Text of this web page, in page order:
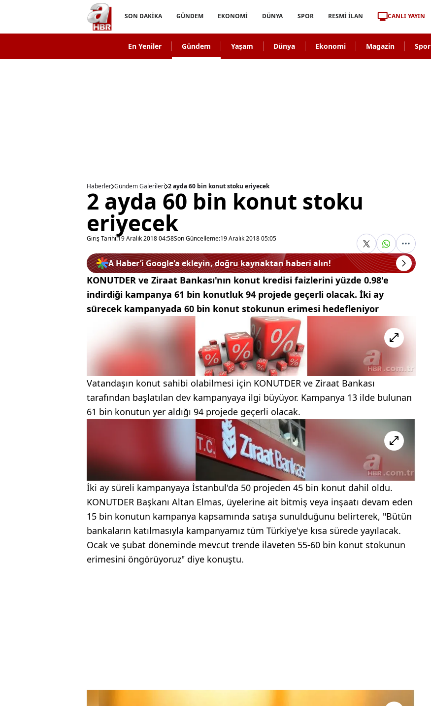
SON DAKİKA GÜNDEM EKONOMİ DÜNYA SPOR RESMİ İLAN CANLI YAYIN
En Yeniler Gündem Yaşam Dünya Ekonomi Magazin Spor
Haberler Gündem Galerileri 2 ayda 60 bin konut stoku eriyecek
2 ayda 60 bin konut stoku
eriyecek
Giriş Tarihi:19 Aralık 2018 04:58Son Güncelleme:19 Aralık 2018 05:05
A Haber’i Google'a ekleyin, doğru kaynaktan haberi alın!
KONUTDER ve Ziraat Bankası'nın konut kredisi faizlerini yüzde 0.98'e
indirdiği kampanya 61 bin konutluk 94 projede geçerli olacak. İki ay
sürecek kampanyada 60 bin konut stokunun erimesi hedefleniyor
Vatandaşın konut sahibi olabilmesi için KONUTDER ve Ziraat Bankası
tarafından başlatılan dev kampanyaya ilgi büyüyor. Kampanya 13 ilde bulunan
61 bin konutun yer aldığı 94 projede geçerli olacak.
İki ay süreli kampanyaya İstanbul'da 50 projeden 45 bin konut dahil oldu.
KONUTDER Başkanı Altan Elmas, üyelerine ait bitmiş veya inşaatı devam eden
15 bin konutun kampanya kapsamında satışa sunulduğunu belirterek, "Bütün
bankaların katılmasıyla kampanyamız tüm Türkiye'ye kısa sürede yayılacak.
Ocak ve şubat döneminde mevcut trende ilaveten 55-60 bin konut stokunun
erimesini öngörüyoruz" diye konuştu.